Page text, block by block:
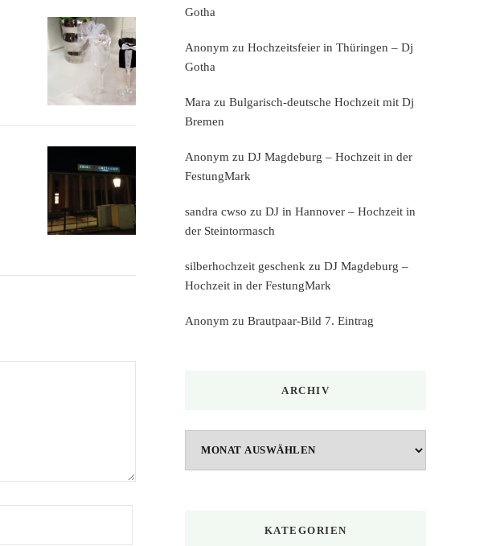
Gotha
Anonym zu Hochzeitsfeier in Thüringen – Dj
Gotha
Mara zu Bulgarisch-deutsche Hochzeit mit Dj
Bremen
Anonym zu DJ Magdeburg – Hochzeit in der
FestungMark
sandra cwso zu DJ in Hannover – Hochzeit in
der Steintormasch
silberhochzeit geschenk zu DJ Magdeburg –
Hochzeit in der FestungMark
Anonym zu Brautpaar-Bild 7. Eintrag
ARCHIV
KATEGORIEN